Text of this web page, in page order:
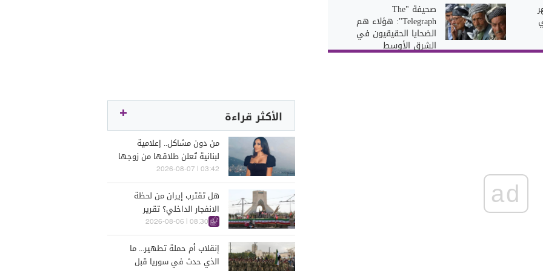
صحيفة "The
Telegraph": هؤلاء هم
الضحايا الحقيقيون في
الشرق الأوسط
ad
الأكثر قراءة
من دون مشاكل.. إعلامية
لبنانية تُعلن طلاقها من زوجها
رجل الأعمال
03:42 | 2026-08-07
هل تقترب إيران من لحظة
الانفجار الداخلي؟ تقرير
اسرائيلي يكشف الكواليس
08:30 | 2026-08-06
إنقلاب أم حملة تطهير... ما
الذي حدث في سوريا قبل